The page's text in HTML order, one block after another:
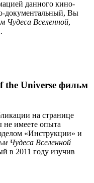
данного кино-
документальный, Вы
Чудеса Вселенной,
the Universe фильм
на странице
не имеете опыта
«Инструкции» и
Чудеса Вселенной
в 2011 году изучив